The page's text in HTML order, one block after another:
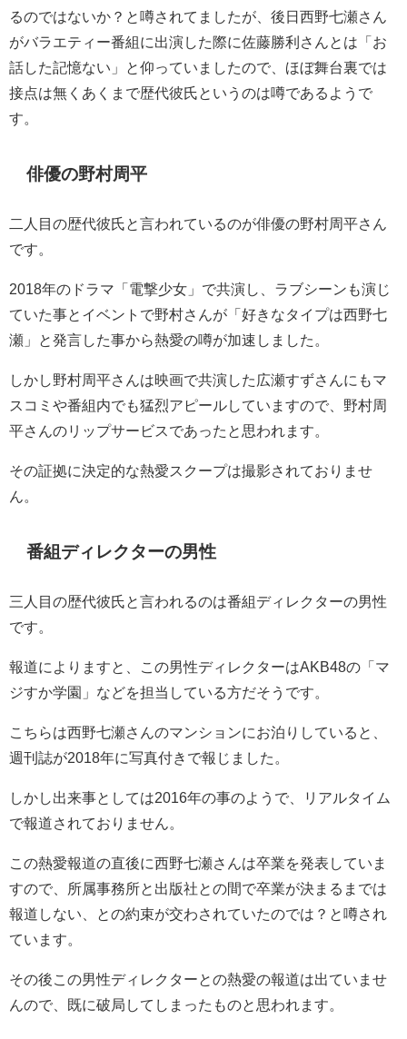
るのではないか？と噂されてましたが、後日西野七瀬さん
がバラエティー番組に出演した際に佐藤勝利さんとは「お
話した記憶ない」と仰っていましたので、ほぼ舞台裏では
接点は無くあくまで歴代彼氏というのは噂であるようで
す。
俳優の野村周平
二人目の歴代彼氏と言われているのが俳優の野村周平さん
です。
2018年のドラマ「電撃少女」で共演し、ラブシーンも演じ
ていた事とイベントで野村さんが「好きなタイプは西野七
瀬」と発言した事から熱愛の噂が加速しました。
しかし野村周平さんは映画で共演した広瀬すずさんにもマ
スコミや番組内でも猛烈アピールしていますので、野村周
平さんのリップサービスであったと思われます。
その証拠に決定的な熱愛スクープは撮影されておりませ
ん。
番組ディレクターの男性
三人目の歴代彼氏と言われるのは番組ディレクターの男性
です。
報道によりますと、この男性ディレクターはAKB48の「マ
ジすか学園」などを担当している方だそうです。
こちらは西野七瀬さんのマンションにお泊りしていると、
週刊誌が2018年に写真付きで報じました。
しかし出来事としては2016年の事のようで、リアルタイム
で報道されておりません。
この熱愛報道の直後に西野七瀬さんは卒業を発表していま
すので、所属事務所と出版社との間で卒業が決まるまでは
報道しない、との約束が交わされていたのでは？と噂され
ています。
その後この男性ディレクターとの熱愛の報道は出ていませ
んので、既に破局してしまったものと思われます。